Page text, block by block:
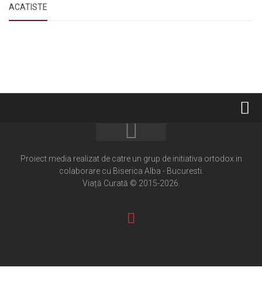
ACATISTE
Cultură creștină
Pateric Atonit
Proiect media realizat de catre un grup de initiativa ortodox in
colaborare cu Biserica Alba - Bucuresti.
Viață Curată © 2015-2026.